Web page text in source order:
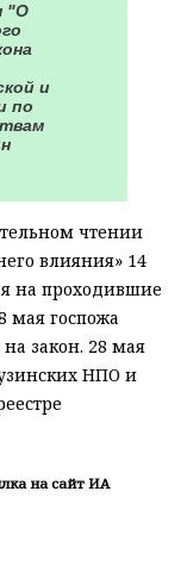
"О
и
по
чтении
влияния» 14
на проходившие
мая госпожа
закон. 28 мая
НПО и
на сайт ИА